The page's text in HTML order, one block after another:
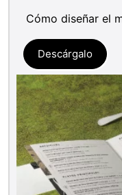
Cómo diseñar el
Descárgalo